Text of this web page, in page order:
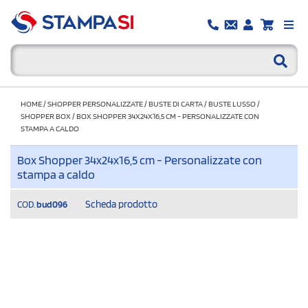
HOME/SHOPPER PERSONALIZZATE/BUSTE DI CARTA/BUSTE LUSSO/
SHOPPER BOX /BOX SHOPPER 34X24X16,5 CM - PERSONALIZZATE CON
STAMPA A CALDO
Box Shopper 34x24x16,5 cm - Personalizzate con
stampa a caldo
COD. bud096 Scheda prodotto